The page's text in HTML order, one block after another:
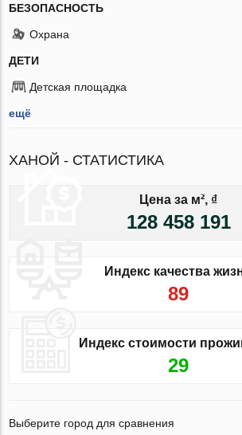
БЕЗОПАСНОСТЬ
Охрана
ДЕТИ
Детская площадка
ещё
ХАНОЙ - СТАТИСТИКА
Цена за м², ₫
128 458 191
Индекс качества
89
Индекс стоимости
29
Выберите город для сравнения